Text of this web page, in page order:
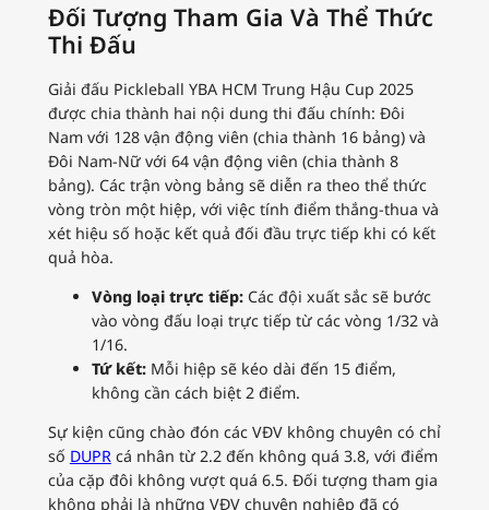
Đối Tượng Tham Gia Và Thể Thức
Thi Đấu
Giải đấu Pickleball YBA HCM Trung Hậu Cup 2025
được chia thành hai nội dung thi đấu chính: Đôi
Nam với 128 vận động viên (chia thành 16 bảng) và
Đôi Nam-Nữ với 64 vận động viên (chia thành 8
bảng). Các trận vòng bảng sẽ diễn ra theo thể thức
vòng tròn một hiệp, với việc tính điểm thắng-thua và
xét hiệu số hoặc kết quả đối đầu trực tiếp khi có kết
quả hòa.
Vòng loại trực tiếp:Các đội xuất sắc sẽ bước
vào vòng đấu loại trực tiếp từ các vòng 1/32 và
1/16.
Tứ kết:Mỗi hiệp sẽ kéo dài đến 15 điểm,
không cần cách biệt 2 điểm.
Sự kiện cũng chào đón các VĐV không chuyên có chỉ
số DUPRcá nhân từ 2.2 đến không quá 3.8, với điểm
của cặp đôi không vượt quá 6.5. Đối tượng tham gia
không phải là những VĐV chuyên nghiệp đã có